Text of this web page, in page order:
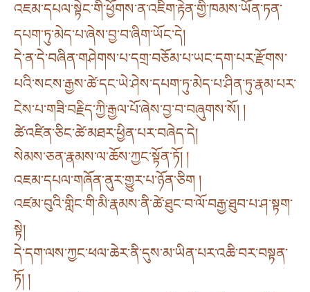
འཇམ་དཔལ་སྟེང་གི་ཕྱོགས་ན་འཇིག་རྟེན་གྱི་ཁམས་ཡོན་ཏན་
དཔག་ཏུ་མེད་པ་ཞེས་བྱ་བ་ཞིག་ཡོང་དེ།
དེ་ན་དེ་བཞིན་གཤེགས་པ་དགྲ་བཅོམ་པ་ཡང་དག་པར་རྫོགས་
པའི་སངས་རྒྱས་ཚེ་དང་ཡེ་ཤེས་དཔག་ཏུ་མེད་པ་ཤིན་ཏུ་རྣམ་པར་
ངེས་པ་གཟི་བརྗིད་ཀྱི་རྒྱལ་པོ་ཞེས་བྱ་བ་བཞུགས་སོ། །
ཚེ་འཛིན་ཅིང་ཚེ་མཐར་ཕྱིན་པར་བཞེད་དེ།
སེམས་ཅན་རྣམས་ལ་ཆོས་ཀྱང་སྟོན་ཏོ། །
འཇམ་དཔལ་གཞོན་ནུར་གྱུར་པ་ཉོན་ཅིག །
འཛམ་བུའི་གླིང་གི་མི་རྣམས་ནི་ཚེ་ཐུང་བ་ལོ་བརྒྱ་ཐུབ་པ་ཤ་སྟག་
སྟེ།
དེ་དག་ལས་ཀྱང་ཕལ་ཆེར་ནི་དུས་མ་ཡིན་པར་འཆི་བར་བསྟན་
ཏོ། །